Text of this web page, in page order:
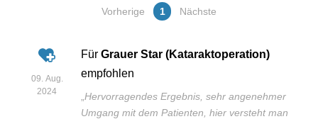
Vorherige 1 Nächste
09. Aug.
2024
Für Grauer Star (Kataraktoperation)
empfohlen
Hervorragendes Ergebnis, sehr angenehmer
Umgang mit dem Patienten, hier versteht man